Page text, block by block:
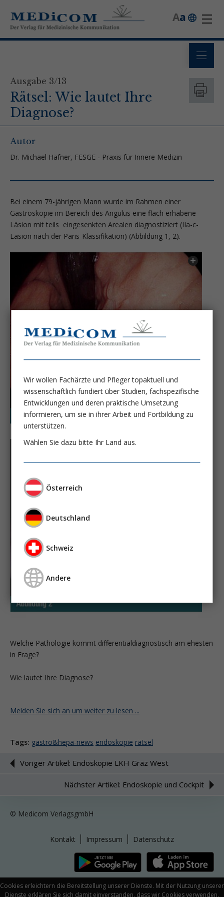
Cookies erleichtern die Bereitstellung unserer Dienste. Mit der Nutzung unserer
Dienste erklären Sie sich damit einverstanden, dass wir Cookies verwenden.
a
A
Ausgabe 3/13
Rätsel: Wie lautet Ihre
Diagnose?
Autor
Dr. Michael Häfner, FESGE - Praxis für Innere Medizin
Bei einem 79-jährigen Mann wurde im Rahmen einer
Gastroskopie im Bereich des Angulus eine flach erhabene
Läsion mit teils eingesenkten Arealen diagnostiziert (IIa-c-
Läsion nach der Paris-Klassifikation) (Abbildung 1, 2).
Welche Pathologie kommt differentialdiagnostisch am ehesten
in Frage?
Wie lautet Ihre Diagnose?
Melden Sie sich an um weiter zu lesen ...
Tags: gastro&hepa-news endoskopie rätsel
Voriger Artikel: Endoskopie LKH Graz West
Nächster Artikel: Endoskopie und Cockpit
© Medicom VerlagsgmbH
Kontakt Impressum Datenschutz
Wir wollen Fachärzte und Pfleger topaktuell und
wissenschaftlich fundiert über Studien, fachspezifische
Entwicklungen und deren praktische Umsetzung
informieren, um sie in ihrer Arbeit und Fortbildung zu
unterstützen.
Wählen Sie dazu bitte Ihr Land aus.
Österreich
Deutschland
Schweiz
Andere